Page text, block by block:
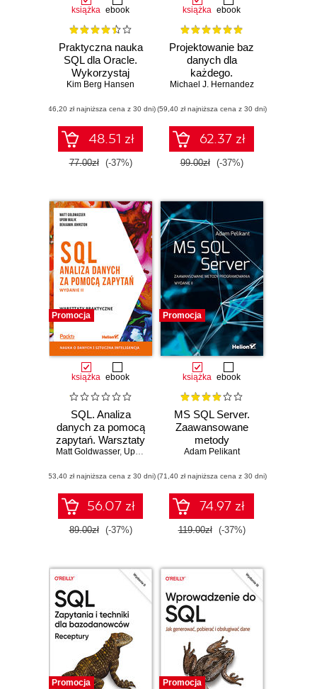
książka ebook
Praktyczna nauka
SQL dla Oracle.
Wykorzystaj
ogromne
danych Oracle
Kim Berg Hansen
(46,20 zł najniższa cena z 30 dni)
48.51 zł
77.00zł (-37%)
książka ebook
Projektowanie baz
danych dla
każdego.
Przewodnik krok
IV
Michael J. Hernandez
(59,40 zł najniższa cena z 30 dni)
62.37 zł
99.00zł (-37%)
Promocja
książka ebook
SQL. Analiza
danych za pomocą
zapytań. Warsztaty
praktyczne.
Matt Goldwasser, Upom Malik Benjamin Johnston
(53,40 zł najniższa cena z 30 dni)
56.07 zł
89.00zł (-37%)
Promocja
książka ebook
MS SQL Server.
Zaawansowane
metody
programowania.
Adam Pelikant
(71,40 zł najniższa cena z 30 dni)
74.97 zł
119.00zł (-37%)
Promocja Promocja